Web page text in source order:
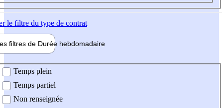
le filtre du type de contrat
filtres de Durée hebdomadaire
Temps plein
Temps partiel
Non renseignée